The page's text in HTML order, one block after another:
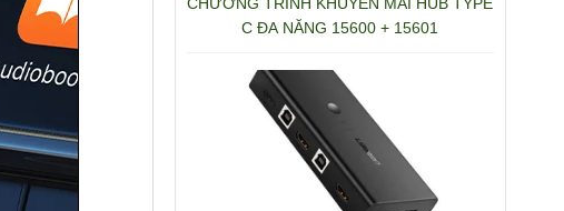
CHƯƠNG TRÌNH KHUYẾN MÃI HUB TYPE
C ĐA NĂNG 15600 + 15601